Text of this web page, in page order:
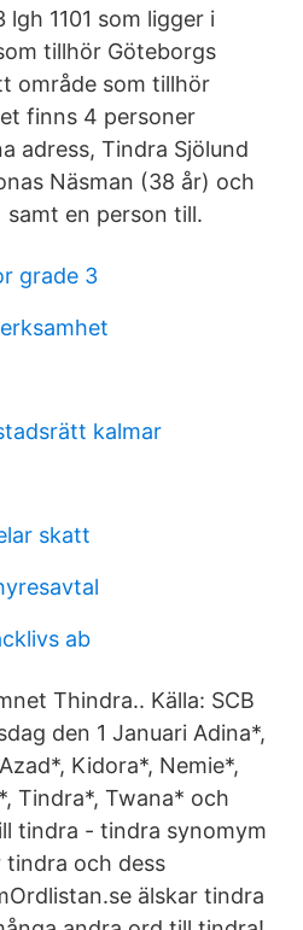
1101 som ligger i
tillhör Göteborgs
område som tillhör
finns 4 personer
adress, Tindra Sjölund
Näsman (38 år) och
samt en person till.
grade 3
kalmar
skatt
ab
Thindra.. Källa: SCB
den 1 Januari Adina*,
Kidora*, Nemie*,
Tindra*, Twana* och
tindra - tindra synomym
och dess
älskar tindra